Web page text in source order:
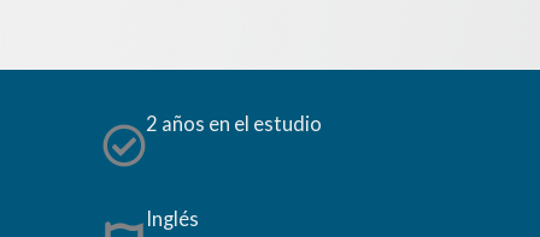
2 años en el estudio
Inglés